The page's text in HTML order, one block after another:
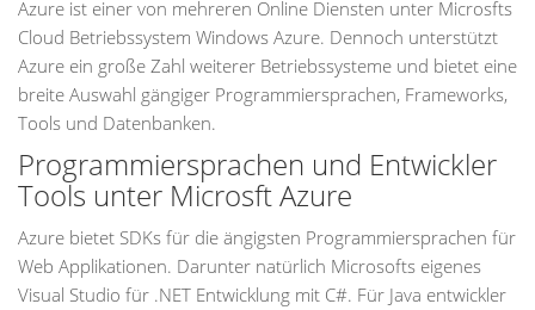
Azure ist einer von mehreren Online Diensten unter Microsfts
Cloud Betriebssystem Windows Azure. Dennoch unterstützt
Azure ein große Zahl weiterer Betriebssysteme und bietet eine
breite Auswahl gängiger Programmiersprachen, Frameworks,
Tools und Datenbanken.
Programmiersprachen und Entwickler
Tools unter Microsft Azure
Azure bietet SDKs für die ängigsten Programmiersprachen für
Web Applikationen. Darunter natürlich Microsofts eigenes
Visual Studio für .NET Entwicklung mit C#. Für Java entwickler